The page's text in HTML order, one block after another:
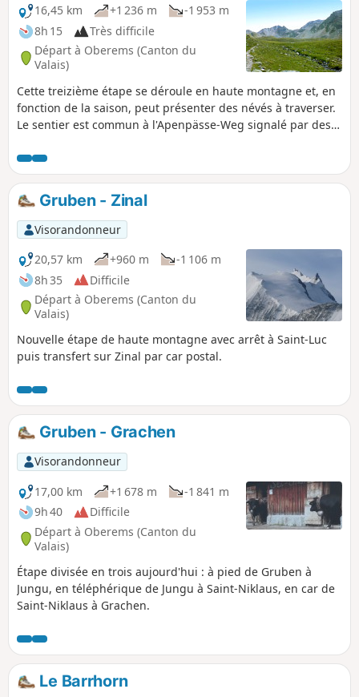
16,45 km
+1 236 m
-1 953 m
8h 15
Très difficile
Départ à Oberems (Canton du
Valais)
Cette treizième étape se déroule en haute montagne et, en
fonction de la saison, peut présenter des névés à traverser.
Le sentier est commun à l'Apenpässe-Weg signalé par des
l'Augstbordpass, en traversant des alpages jusqu'à Grüobu
Oberstafel. Ensuite l'univers devient de plus en plus
minéral jusqu'à l'Augstbordpass. Au col, la pause est bien
méritée. Le sentier de descente se déroule encore parmi de
nombreux éboulis, pierriers, mais est toujours bien tracé. À
partir de Abiheiji (Crête de Twära), le cheminement jusqu'à
Jungen est plus agréable et le sentier est même souvent
dallé. De Jungen il reste encore 850 mètres à descendre
pour atteindre Sankt Niklaus. (Possibilité de prendre le
téléphérique pour éviter cette dernière descente)
Gruben - Zinal
Visorandonneur
20,57 km
+960 m
-1 106 m
8h 35
Difficile
Départ à Oberems (Canton du
Valais)
Nouvelle étape de haute montagne avec arrêt à Saint-Luc
puis transfert sur Zinal par car postal.
Gruben - Grachen
Visorandonneur
17,00 km
+1 678 m
-1 841 m
9h 40
Difficile
Départ à Oberems (Canton du
Valais)
Étape divisée en trois aujourd'hui : à pied de Gruben à
Jungu, en téléphérique de Jungu à Saint-Niklaus, en car de
Saint-Niklaus à Grachen.
Le Barrhorn